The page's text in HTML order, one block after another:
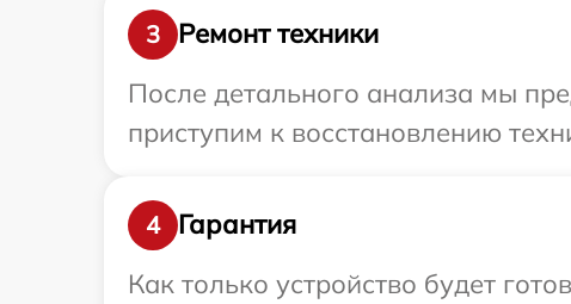
3
Ремонт техники
После детального анализа мы
приступим к восстановлению
4
Гарантия
Как только устройство будет